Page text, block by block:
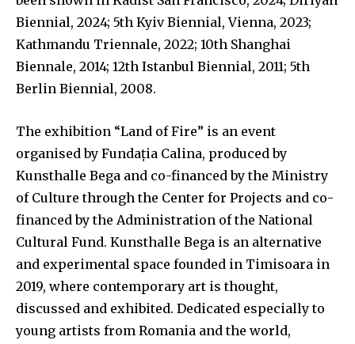
Biennial, 2024; 5th Kyiv Biennial, Vienna, 2023;
Kathmandu Triennale, 2022; 10th Shanghai
Biennale, 2014; 12th Istanbul Biennial, 2011; 5th
Berlin Biennial, 2008.
The exhibition “Land of Fire” is an event
organised by Fundația Calina, produced by
Kunsthalle Bega and co-financed by the Ministry
of Culture through the Center for Projects and co-
financed by the Administration of the National
Cultural Fund. Kunsthalle Bega is an alternative
and experimental space founded in Timisoara in
2019, where contemporary art is thought,
discussed and exhibited. Dedicated especially to
young artists from Romania and the world,